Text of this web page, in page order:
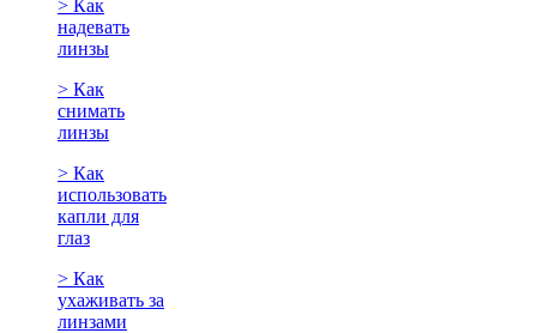
> Как
надевать
линзы
> Как
снимать
линзы
> Как
использовать
капли для
глаз
> Как
ухаживать за
линзами